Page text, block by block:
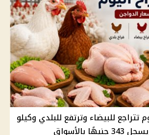
تتراجع للبيضاء وترتفع للبلدي وكيلو